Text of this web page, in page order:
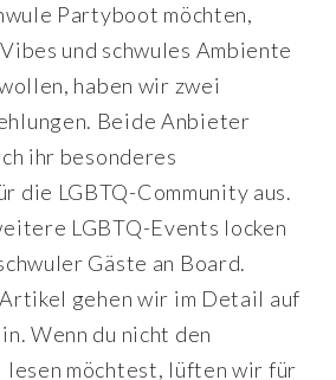
Partyboot möchten,
und schwules Ambiente
haben wir zwei
Beide Anbieter
ihr besonderes
die LGBTQ-Community aus.
LGBTQ-Events locken
Gäste an Board.
gehen wir im Detail auf
Wenn du nicht den
lesen möchtest, lüften wir für